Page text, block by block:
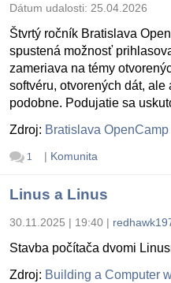
Dátum udalosti: 25.04.2026
Štvrtý ročník Bratislava
spustená možnosť
zameriava na témy
softvéru, otvorených dát,
podobne. Podujatie sa
Zdroj: Bratislava OpenCamp
1 | Komunita
Linus a Linus
30.11.2025 | 19:40 |
Stavba počítača dvomi
Zdroj: Building a Computer